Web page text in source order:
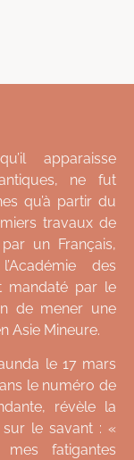
apparaisse
ne fut
qu’à partir du
travaux de
un Français,
des
mandaté par le
de mener une
Asie Mineure.
le 17 mars
le numéro de
révèle la
le savant : «
mes fatigantes